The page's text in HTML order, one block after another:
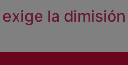
exige la